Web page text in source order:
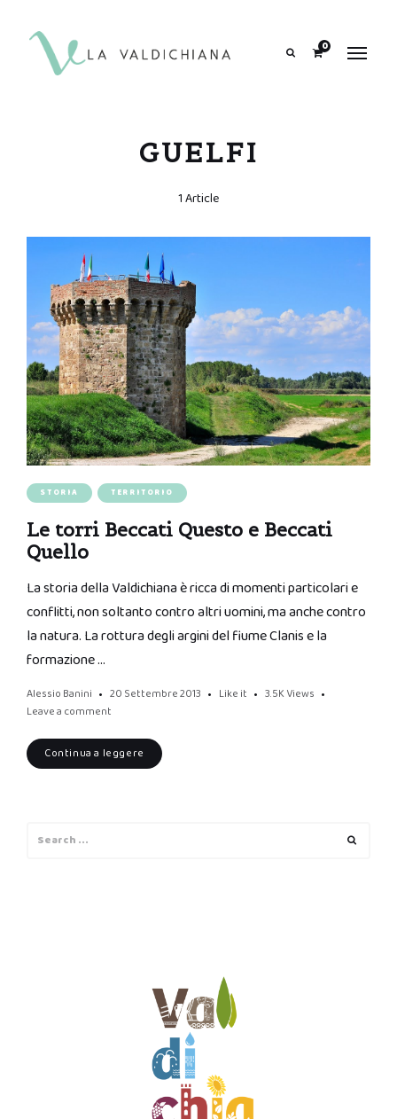
0
GUELFI
1 Article
STORIA TERRITORIO
Le torri Beccati Questo e Beccati
Quello
La storia della Valdichiana è ricca di momenti particolari e
conflitti, non soltanto contro altri uomini, ma anche contro
la natura. La rottura degli argini del fiume Clanis e la
formazione …
Alessio Banini 20 Settembre 2013 Like it 3.5K Views
Leave a comment
Continua a leggere
for: